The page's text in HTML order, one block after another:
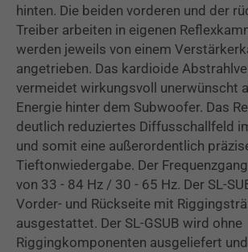
hinten. Die beiden vorderen und der
Treiber arbeiten in eigenen
werden jeweils von einem
angetrieben. Das kardioide
vermeidet wirkungsvoll unerwünscht
Energie hinter dem Subwoofer. Das
deutlich reduziertes Diffusschallfeld
und somit eine außerordentlich
Tieftonwiedergabe. Der
von 33 - 84 Hz / 30 - 65 Hz. Der SL-
Vorder- und Rückseite mit
ausgestattet. Der SL-GSUB wird ohne
Riggingkomponenten ausgeliefert